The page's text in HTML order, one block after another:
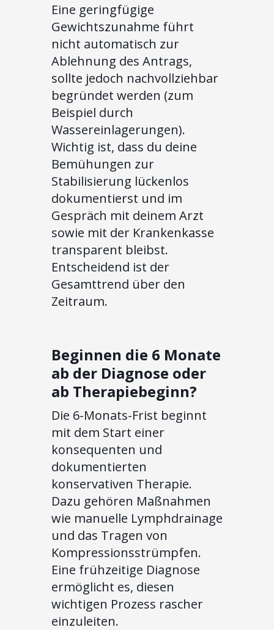
Eine geringfügige
Gewichtszunahme führt
nicht automatisch zur
Ablehnung des Antrags,
sollte jedoch nachvollziehbar
begründet werden (zum
Beispiel durch
Wassereinlagerungen).
Wichtig ist, dass du deine
Bemühungen zur
Stabilisierung lückenlos
dokumentierst und im
Gespräch mit deinem Arzt
sowie mit der Krankenkasse
transparent bleibst.
Entscheidend ist der
Gesamttrend über den
Zeitraum.
Beginnen die 6 Monate
ab der Diagnose oder
ab Therapiebeginn?
Die 6-Monats-Frist beginnt
mit dem Start einer
konsequenten und
dokumentierten
konservativen Therapie.
Dazu gehören Maßnahmen
wie manuelle Lymphdrainage
und das Tragen von
Kompressionsstrümpfen.
Eine frühzeitige Diagnose
ermöglicht es, diesen
wichtigen Prozess rascher
einzuleiten.